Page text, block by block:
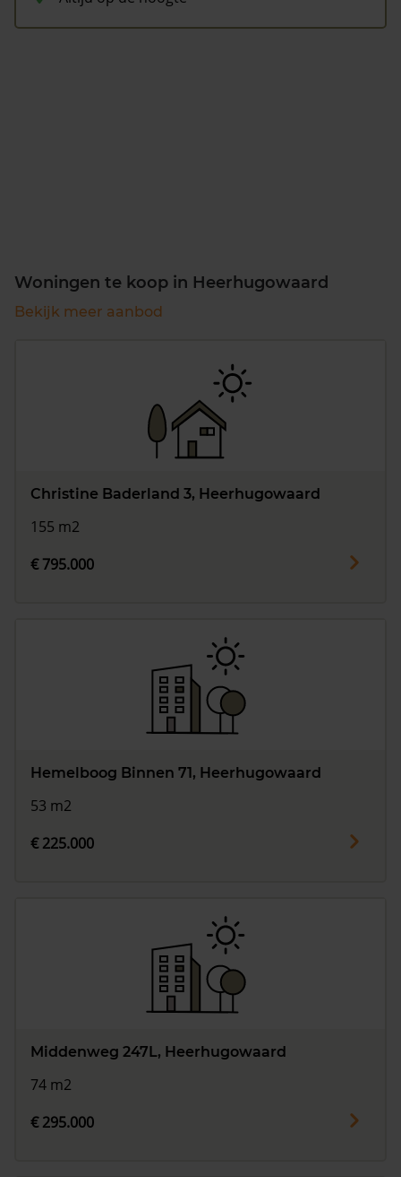
Woningen te koop in Heerhugowaard
Bekijk meer aanbod
Christine Baderland 3, Heerhugowaard
155 m2
€ 795.000
Hemelboog Binnen 71, Heerhugowaard
53 m2
€ 225.000
Middenweg 247L, Heerhugowaard
74 m2
€ 295.000